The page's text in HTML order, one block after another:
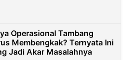
Operasional Tambang
Membengkak? Ternyata Ini
Jadi Akar Masalahnya